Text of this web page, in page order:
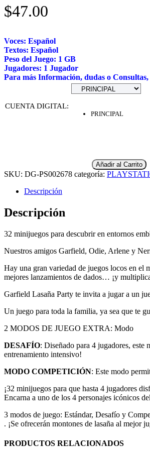
$47.00
Voces: Español
Textos: Español
Peso del Juego: 1 GB
Jugadores: 1 Jugador
Para más Información, dudas o
CUENTA DIGITAL:
PRINCIPAL
Añadir al Carrito
SKU: DG-PS002678 categoría:
Descripción
Descripción
32 minijuegos para descubrir en entornos
Nuestros amigos Garfield, Odie, Arlene y
Hay una gran variedad de juegos locos en el
mejores lanzamientos de dados… ¡y
Garfield Lasaña Party te invita a jugar a un
Un juego para toda la familia, ya sea que te
2 MODOS DE JUEGO EXTRA: Modo
DESAFÍO: Diseñado para 4 jugadores,
entrenamiento intensivo!
MODO COMPETICIÓN: Este modo
¡32 minijuegos para que hasta 4 jugadores
Encarna a uno de los 4 personajes icónicos
3 modos de juego: Estándar, Desafío y
. ¡Se ofrecerán montones de lasaña al mejor
PRODUCTOS RELACIONADOS